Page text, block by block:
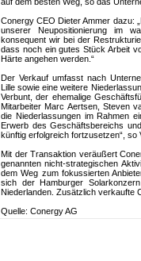
Conergy CEO Dieter Ammer dazu:
unserer Neupositionierung im
konsequent wir bei der
dass noch ein gutes Stück Arbeit
Härte angehen werden.“
Der Verkauf umfasst nach
Lille sowie eine weitere
Verbunt, der ehemalige
Mitarbeiter Marc Aertsen, Steven
die Niederlassungen im Rahmen
Erwerb des Geschäftsbereichs
künftig erfolgreich fortzusetzen“, so
Mit der Transaktion veräußert
genannten nicht-strategischen
dem Weg zum fokussierten
sich der Hamburger
Niederlanden. Zusätzlich verkaufte
Quelle: Conergy AG